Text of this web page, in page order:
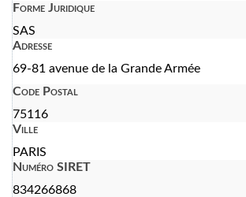
Forme Juridique
SAS
Adresse
69-81 avenue de la Grande Armée
Code Postal
75116
Ville
PARIS
Numéro SIRET
834266868